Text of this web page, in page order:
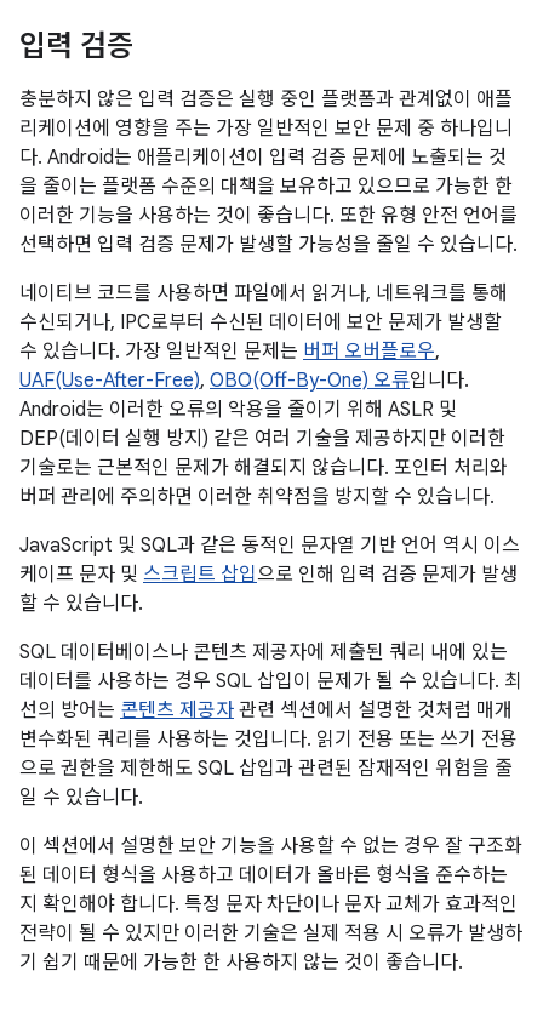
입력 검증
충분하지 않은 입력 검증은 실행 중인 플랫폼과 관계없이 애플
리케이션에 영향을 주는 가장 일반적인 보안 문제 중 하나입니
다. Android는 애플리케이션이 입력 검증 문제에 노출되는 것
을 줄이는 플랫폼 수준의 대책을 보유하고 있으므로 가능한 한
이러한 기능을 사용하는 것이 좋습니다. 또한 유형 안전 언어를
선택하면 입력 검증 문제가 발생할 가능성을 줄일 수 있습니다.
네이티브 코드를 사용하면 파일에서 읽거나, 네트워크를 통해
수신되거나, IPC로부터 수신된 데이터에 보안 문제가 발생할
수 있습니다. 가장 일반적인 문제는 버퍼 오버플로우,
UAF(Use-After-Free), OBO(Off-By-One) 오류입니다.
Android는 이러한 오류의 악용을 줄이기 위해 ASLR 및
DEP(데이터 실행 방지) 같은 여러 기술을 제공하지만 이러한
기술로는 근본적인 문제가 해결되지 않습니다. 포인터 처리와
버퍼 관리에 주의하면 이러한 취약점을 방지할 수 있습니다.
JavaScript 및 SQL과 같은 동적인 문자열 기반 언어 역시 이스
케이프 문자 및 스크립트 삽입으로 인해 입력 검증 문제가 발생
할 수 있습니다.
SQL 데이터베이스나 콘텐츠 제공자에 제출된 쿼리 내에 있는
데이터를 사용하는 경우 SQL 삽입이 문제가 될 수 있습니다. 최
선의 방어는 콘텐츠 제공자 관련 섹션에서 설명한 것처럼 매개
변수화된 쿼리를 사용하는 것입니다. 읽기 전용 또는 쓰기 전용
으로 권한을 제한해도 SQL 삽입과 관련된 잠재적인 위험을 줄
일 수 있습니다.
이 섹션에서 설명한 보안 기능을 사용할 수 없는 경우 잘 구조화
된 데이터 형식을 사용하고 데이터가 올바른 형식을 준수하는
지 확인해야 합니다. 특정 문자 차단이나 문자 교체가 효과적인
전략이 될 수 있지만 이러한 기술은 실제 적용 시 오류가 발생하
기 쉽기 때문에 가능한 한 사용하지 않는 것이 좋습니다.